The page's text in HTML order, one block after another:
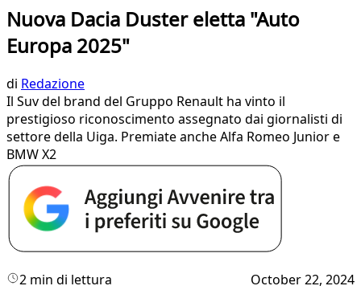
Nuova Dacia Duster eletta "Auto
Europa 2025"
di Redazione
Il Suv del brand del Gruppo Renault ha vinto il
prestigioso riconoscimento assegnato dai giornalisti di
settore della Uiga. Premiate anche Alfa Romeo Junior e
BMW X2
2 min di lettura October 22, 2024